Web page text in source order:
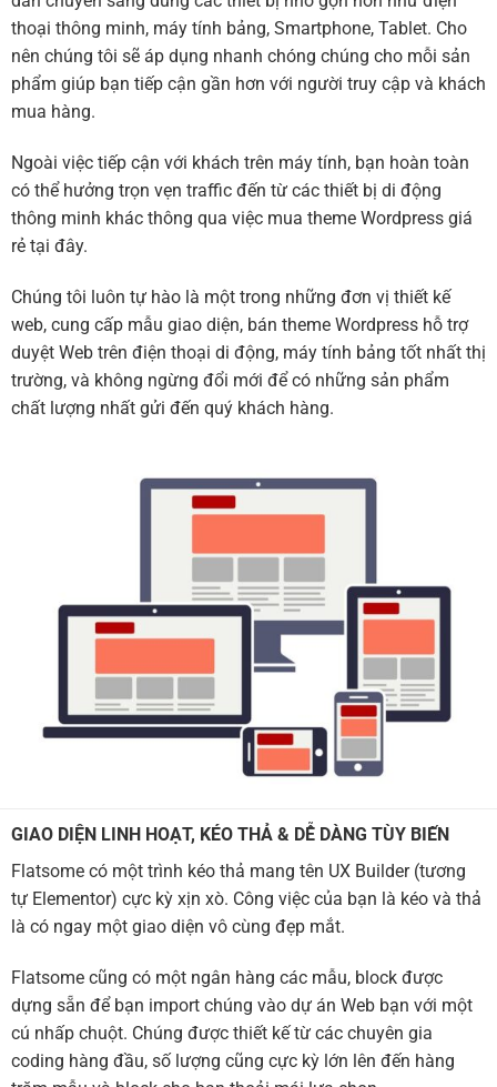
thoại thông minh, máy tính bảng, Smartphone, Tablet. Cho
nên chúng tôi sẽ áp dụng nhanh chóng chúng cho mỗi sản
phẩm giúp bạn tiếp cận gần hơn với người truy cập và khách
mua hàng.
Ngoài việc tiếp cận với khách trên máy tính, bạn hoàn toàn
có thể hưởng trọn vẹn traffic đến từ các thiết bị di động
thông minh khác thông qua việc mua theme Wordpress giá
rẻ tại đây.
Chúng tôi luôn tự hào là một trong những đơn vị thiết kế
web, cung cấp mẫu giao diện, bán theme Wordpress hỗ trợ
duyệt Web trên điện thoại di động, máy tính bảng tốt nhất thị
trường, và không ngừng đổi mới để có những sản phẩm
chất lượng nhất gửi đến quý khách hàng.
GIAO DIỆN LINH HOẠT, KÉO THẢ & DỄ DÀNG TÙY BIẾN
Flatsome có một trình kéo thả mang tên UX Builder (tương
tự Elementor) cực kỳ xịn xò. Công việc của bạn là kéo và thả
là có ngay một giao diện vô cùng đẹp mắt.
Flatsome cũng có một ngân hàng các mẫu, block được
dựng sẵn để bạn import chúng vào dự án Web bạn với một
cú nhấp chuột. Chúng được thiết kế từ các chuyên gia
coding hàng đầu, số lượng cũng cực kỳ lớn lên đến hàng